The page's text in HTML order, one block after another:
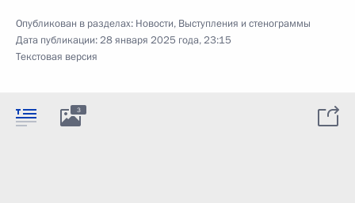
Опубликован в разделах: Новости, Выступления и стенограммы
Дата публикации:28 января 2025 года, 23:15
Текстовая версия
3